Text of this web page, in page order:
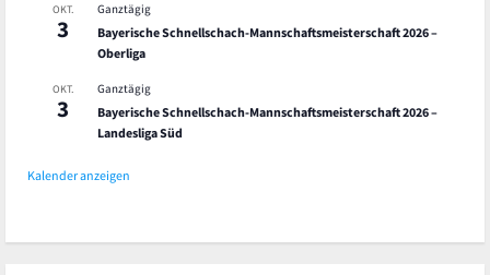
OKT.
3
Ganztägig
Bayerische Schnellschach-Mannschaftsmeisterschaft 2026 –
Oberliga
OKT.
3
Ganztägig
Bayerische Schnellschach-Mannschaftsmeisterschaft 2026 –
Landesliga Süd
Kalender anzeigen